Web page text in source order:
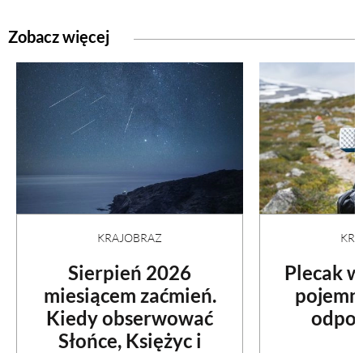
Zobacz więcej
KRAJOBRAZ
Sierpień 2026
miesiącem zaćmień.
Kiedy obserwować
Słońce, Księżyc i
Plecak
PRZYSTAWKI
ZUPY
DANIA GŁÓWNE
CIASTA I DESERY
DODATKI
PRZETWORY